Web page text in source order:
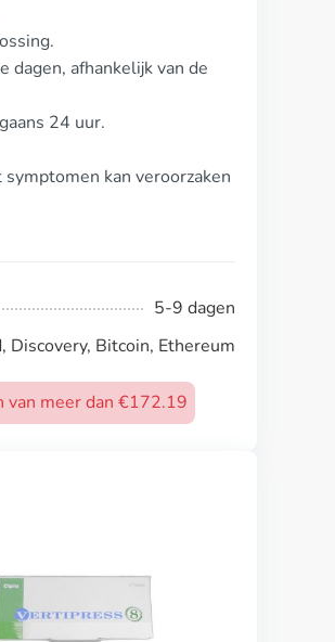
dagen, afhankelijk van de
24 uur.
kan veroorzaken
5-9 dagen
Discovery, Bitcoin, Ethereum
van meer dan €172.19